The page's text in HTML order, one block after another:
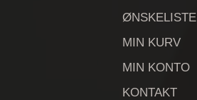
ØNSKELISTE
MIN KURV
MIN KONTO
KONTAKT